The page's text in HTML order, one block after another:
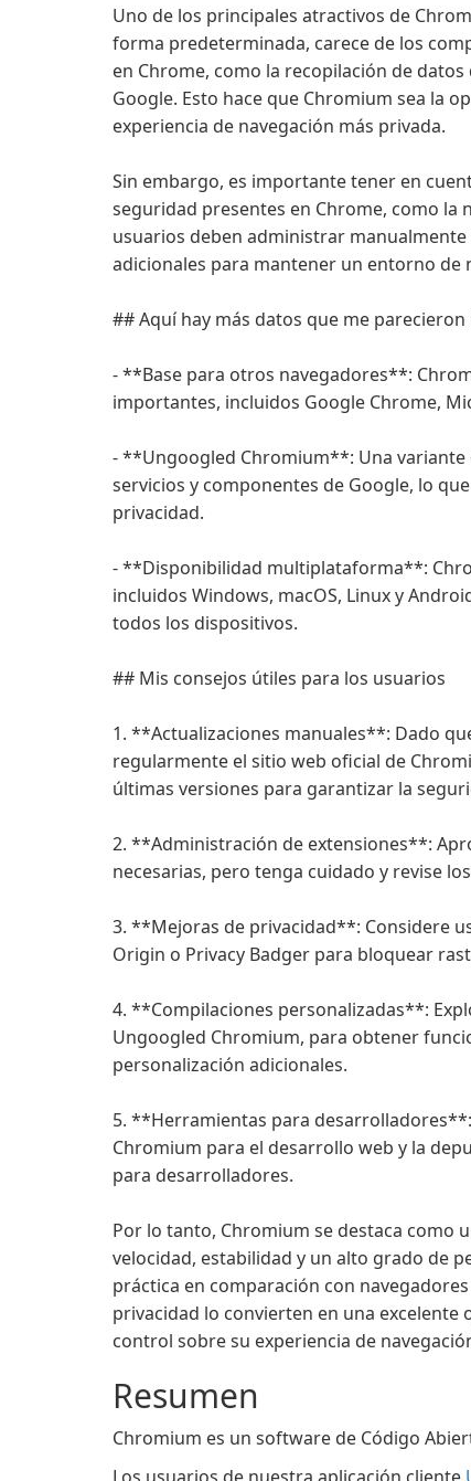
Uno de los principales atractivos de
forma predeterminada, carece de los
en Chrome, como la recopilación de
Google. Esto hace que Chromium sea la
experiencia de navegación más privada.
Sin embargo, es importante tener en
seguridad presentes en Chrome, como la
usuarios deben administrar
adicionales para mantener un entorno de
## Aquí hay más datos que me
- **Base para otros navegadores**:
importantes, incluidos Google Chrome,
- **Ungoogled Chromium**: Una
servicios y componentes de Google, lo
privacidad.
- **Disponibilidad multiplataforma**:
incluidos Windows, macOS, Linux y
todos los dispositivos.
## Mis consejos útiles para los usuarios
1. **Actualizaciones manuales**: Dado
regularmente el sitio web oficial de
últimas versiones para garantizar la
2. **Administración de extensiones**:
necesarias, pero tenga cuidado y revise
3. **Mejoras de privacidad**: Considere
Origin o Privacy Badger para bloquear
4. **Compilaciones personalizadas**:
Ungoogled Chromium, para obtener
personalización adicionales.
5. **Herramientas para
Chromium para el desarrollo web y la
para desarrolladores.
Por lo tanto, Chromium se destaca como
velocidad, estabilidad y un alto grado de
práctica en comparación con
privacidad lo convierten en una
control sobre su experiencia de
Resumen
Chromium es un software de Código